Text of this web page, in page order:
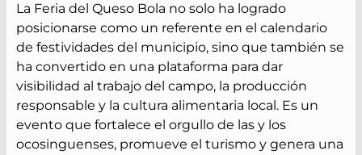
La Feria del Queso Bola no solo ha logrado
posicionarse como un referente en el calendario
de festividades del municipio, sino que también se
ha convertido en una plataforma para dar
visibilidad al trabajo del campo, la producción
responsable y la cultura alimentaria local. Es un
evento que fortalece el orgullo de las y los
ocosinguenses, promueve el turismo y genera una